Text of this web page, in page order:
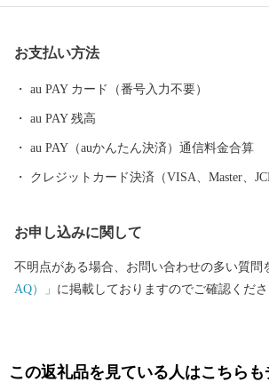
質な肉質が特徴で多くのブランド豚が確立さ
イモや地下深くからくみ上げられた清らかな
れ、全国の愛飲家に愛されています。市内４
す、吟味を重ねた味わい深い個性的な焼酎は
お支払い方法
au PAY カード（番号入力不要）
au PAY 残高
au PAY（auかんたん決済）通信料金合算
クレジットカード決済（VISA、Master、
お申し込みに関して
不明点がある場合、お問い合わせの多い質問
AQ）」 に掲載しておりますのでご確認くださ
この返礼品を見ている人はこちらも